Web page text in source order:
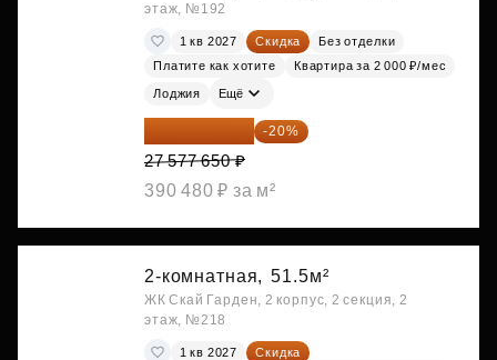
этаж, №192
1 кв 2027 Скидка
Без отделки
Платите как хотите
Квартира за 2 000 ₽/мес
Лоджия Ещё
22 062 120 ₽ -20%
27 577 650 ₽
390 480 ₽ за м²
2-комнатная, 51.5м²
ЖК Скай Гарден, 2 корпус, 2 секция, 2
этаж, №218
1 кв 2027
Скидка